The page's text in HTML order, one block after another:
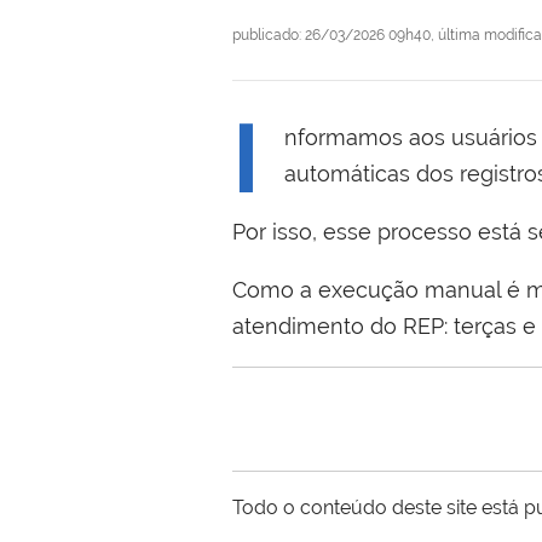
publicado: 26/03/2026 09h40, última
I
nformamos aos
automáticas dos
Por isso, esse processo está
Como a execução manual é
atendimento do REP: terças
Todo o conteúdo deste site está